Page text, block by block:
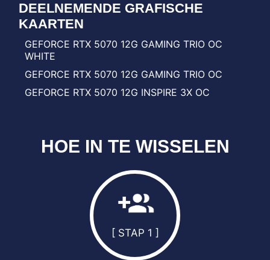
DEELNEMENDE GRAFISCHE
KAARTEN
GEFORCE RTX 5070 12G GAMING TRIO OC
WHITE
GEFORCE RTX 5070 12G GAMING TRIO OC
GEFORCE RTX 5070 12G INSPIRE 3X OC
HOE IN TE WISSELEN
[ STAP 1 ]